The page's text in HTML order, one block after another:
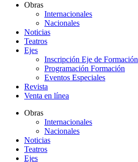
Obras
Internacionales
Nacionales
Noticias
Teatros
Ejes
Inscripción Eje de Formación
Programación Formación
Eventos Especiales
Revista
Venta en línea
Obras
Internacionales
Nacionales
Noticias
Teatros
Ejes